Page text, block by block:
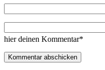
hier deinen Kommentar*